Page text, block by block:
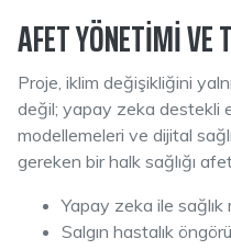
AFET YÖNETIMI VE
Proje, iklim değişikliğini
değil; yapay zeka destekli
modellemeleri ve dijital
gereken bir halk sağlığı
Yapay zeka ile sağlık
Salgın hastalık